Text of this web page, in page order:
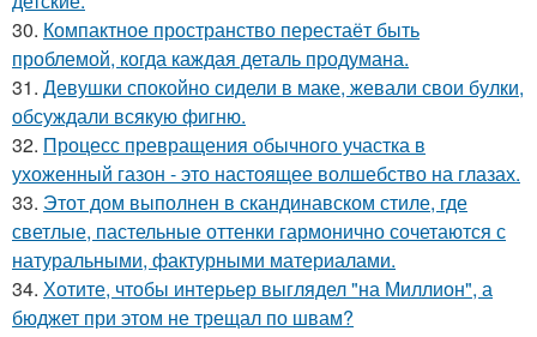
30. Компактное пространство перестаёт быть
проблемой, когда каждая деталь продумана.
31. Девушки спокойно сидели в маке, жевали свои булки,
обсуждали всякую фигню.
32. Процесс превращения обычного участка в
ухоженный газон - это настоящее волшебство на глазах.
33. Этот дом выполнен в скандинавском стиле, где
светлые, пастельные оттенки гармонично сочетаются с
натуральными, фактурными материалами.
34. Хотите, чтобы интерьер выглядел "на Миллион", а
бюджет при этом не трещал по швам?